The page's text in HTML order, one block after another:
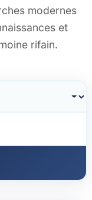
modernes
et
rifain.